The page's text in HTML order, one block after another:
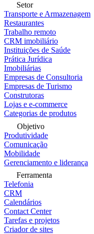
Setor
Transporte e Armazenagem
Restaurantes
Trabalho remoto
CRM imobiliário
Instituições de Saúde
Prática Jurídica
Imobiliárias
Empresas de Consultoria
Empresas de Turismo
Construtoras
Lojas e e-commerce
Categorias de produtos
Objetivo
Produtividade
Comunicação
Mobilidade
Gerenciamento e liderança
Ferramenta
Telefonia
CRM
Calendários
Contact Center
Tarefas e projetos
Criador de sites